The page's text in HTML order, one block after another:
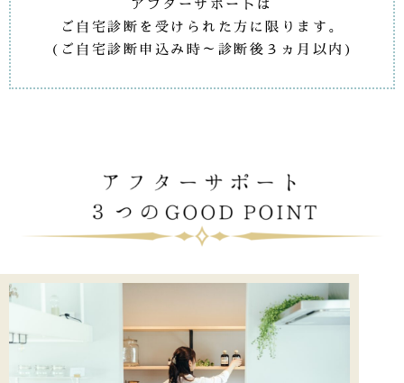
アフターサポートは
ご自宅診断を受けられた方に限ります。
(ご自宅診断申込み時～診断後３ヵ月以内)